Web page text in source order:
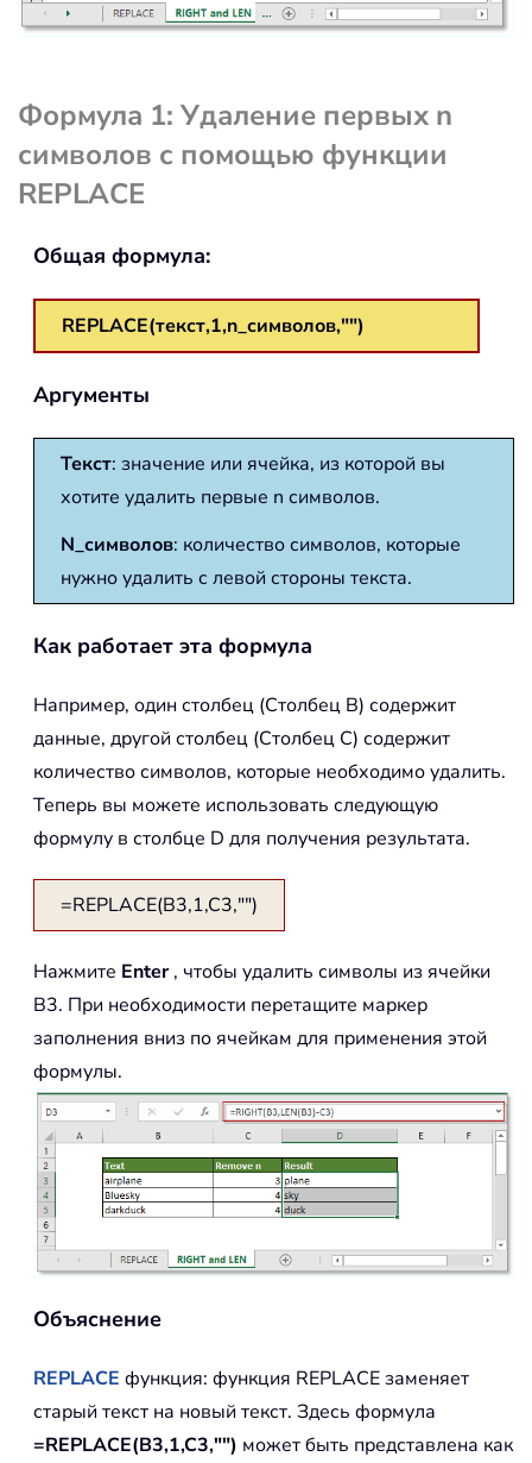
Формула 1: Удаление первых n
символов с помощью функции
REPLACE
Общая формула:
REPLACE(текст,1,n_символов,"")
Аргументы
Текст: значение или ячейка, из которой вы
хотите удалить первые n символов.
N_символов: количество символов, которые
нужно удалить с левой стороны текста.
Как работает эта формула
Например, один столбец (Столбец B) содержит
данные, другой столбец (Столбец C) содержит
количество символов, которые необходимо удалить.
Теперь вы можете использовать следующую
формулу в столбце D для получения результата.
=REPLACE(B3,1,C3,"")
Нажмите Enter, чтобы удалить символы из ячейки
B3. При необходимости перетащите маркер
заполнения вниз по ячейкам для применения этой
формулы.
Объяснение
REPLACE функция: функция REPLACEзаменяет
старый текст на новый текст. Здесь формула
=REPLACE(B3,1,C3,"") может быть представлена как